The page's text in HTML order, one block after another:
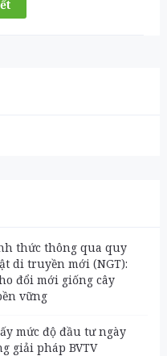
thức thông qua quy
di truyền mới (NGT):
đổi mới giống cây
vững
mức độ đầu tư ngày
giải pháp BVTV